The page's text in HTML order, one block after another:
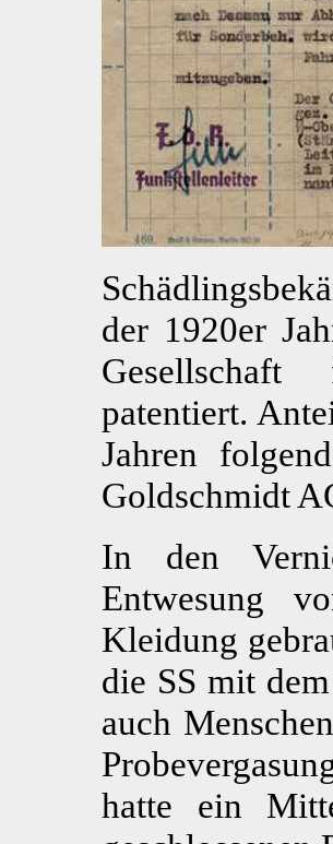
der 1920er
Gesellschaft
patentiert.
Jahren
Goldschmidt
In den
Entwesung
Kleidung
die SS mit
auch
hatte ein